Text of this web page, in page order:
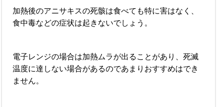
加熱後のアニサキスの死骸は食べても特に害はなく、
食中毒などの症状は起きないでしょう。
電子レンジの場合は加熱ムラが出ることがあり、死滅
温度に達しない場合があるのであまりおすすめはでき
ません。